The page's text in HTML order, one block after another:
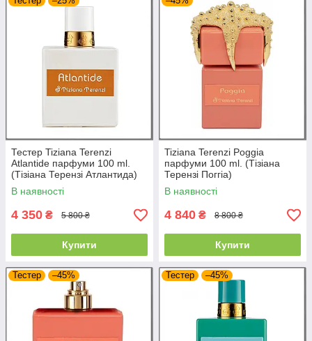
Тестер Tiziana Terenzi
Atlantide парфуми 100 ml.
(Тізіана Терензі Атлантида)
В наявності
4 350 ₴ 5 800 ₴
Купити
Tiziana Terenzi Poggia
парфуми 100 ml. (Тізіана
Терензі Поггіа)
В наявності
4 840 ₴ 8 800 ₴
Купити
Тестер –45% Тестер –45%